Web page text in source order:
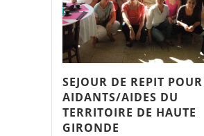
SEJOUR DE REPIT
AIDANTS/AIDES DU
TERRITOIRE DE HAUTE
GIRONDE